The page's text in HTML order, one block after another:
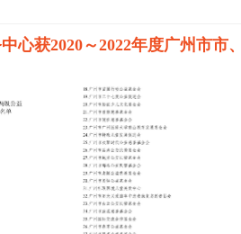
心获2020～2022年度广州市市